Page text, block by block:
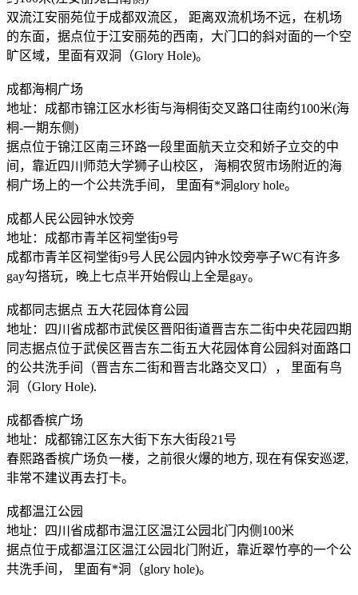
双流江安丽苑位于成都双流区， 距离双流机场不远，在机场
的东面，据点位于江安丽苑的西南，大门口的斜对面的一个空
旷区域，里面有双洞（Glory Hole)。
成都海桐广场
地址：成都市锦江区水杉街与海桐街交叉路口往南约100米(海
桐-一期东侧)
据点位于锦江区南三环路一段里面航天立交和娇子立交的中
间，靠近四川师范大学狮子山校区， 海桐农贸市场附近的海
桐广场上的一个公共洗手间， 里面有*洞glory hole。
成都人民公园钟水饺旁
地址：成都市青羊区祠堂街9号
成都市青羊区祠堂街9号人民公园内钟水饺旁亭子WC有许多
gay勾搭玩，晚上七点半开始假山上全是gay。
成都同志据点 五大花园体育公园
地址：四川省成都市武侯区晋阳街道晋吉东二街中央花园四期
同志据点位于武侯区晋吉东二街五大花园体育公园斜对面路口
的公共洗手间（晋吉东二街和晋吉北路交叉口）， 里面有鸟
洞（Glory Hole).
成都香槟广场
地址：成都锦江区东大街下东大街段21号
春熙路香槟广场负一楼，之前很火爆的地方, 现在有保安巡逻,
非常不建议再去打卡。
成都温江公园
地址：四川省成都市温江区温江公园北门内侧100米
据点位于成都温江区温江公园北门附近，靠近翠竹亭的一个公
共洗手间， 里面有*洞（glory hole)。